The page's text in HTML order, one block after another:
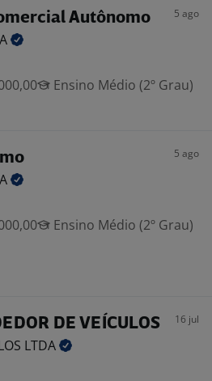
Autônomo 5 ago
Ensino Médio (2º Grau)
5 ago
Ensino Médio (2º Grau)
DE VEÍCULOS 16 jul
LTDA